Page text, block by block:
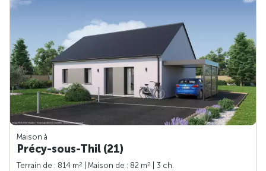
Maison à
Précy-sous-Thil (21)
Terrain de : 814 m2 | Maison de : 82 m2
| 3 ch.